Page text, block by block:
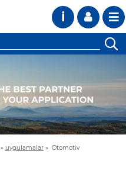
i
» uygulamalar » Otomotiv